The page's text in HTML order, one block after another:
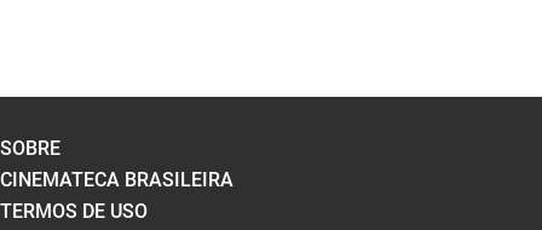
SOBRE
CINEMATECA BRASILEIRA
TERMOS DE USO